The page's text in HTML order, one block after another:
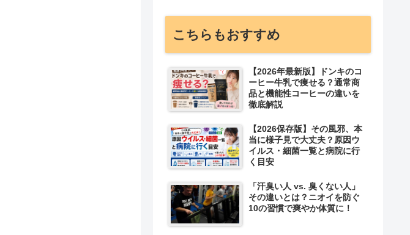
こちらもおすすめ
【2026年最新版】ドンキのコ
ーヒー牛乳で痩せる？通常商
品と機能性コーヒーの違いを
徹底解説
【2026保存版】その風邪、本
当に様子見で大丈夫？原因ウ
イルス・細菌一覧と病院に行
く目安
「汗臭い人 vs. 臭くない人」
その違いとは？ニオイを防ぐ
10の習慣で爽やか体質に！